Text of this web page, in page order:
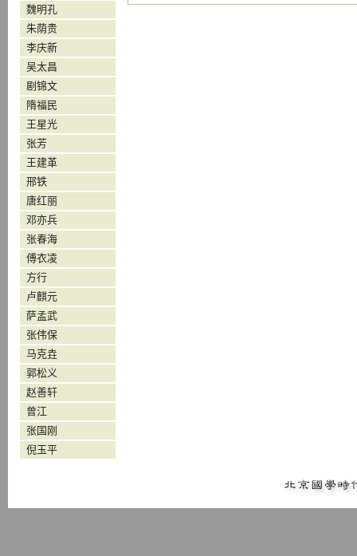
魏明孔
朱荫贵
李庆新
吴太昌
剧锦文
隋福民
王星光
张芳
王建革
邢铁
唐红丽
邓亦兵
张春海
傅衣凌
方行
卢麒元
萨孟武
张伟保
马克垚
郭松义
赵善轩
曾江
张国刚
倪玉平